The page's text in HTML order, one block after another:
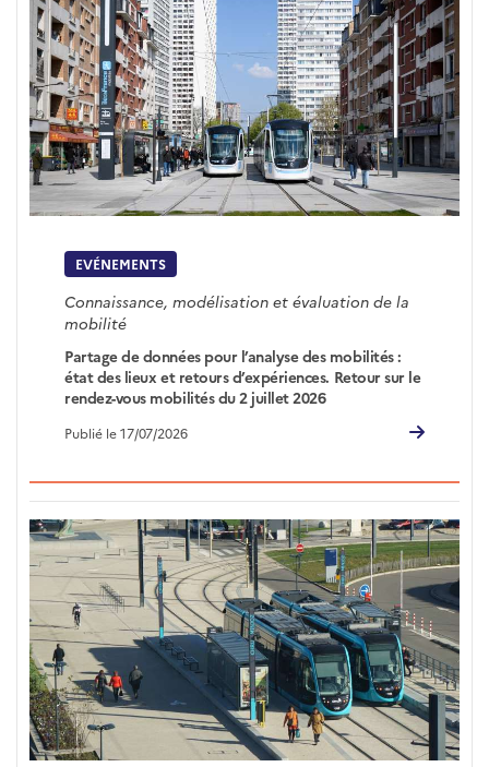
EVÉNEMENTS
Connaissance, modélisation et évaluation de la
mobilité
Partage de données pour l’analyse des mobilités :
état des lieux et retours d’expériences. Retour sur le
rendez-vous mobilités du 2 juillet 2026
Publié le 17/07/2026